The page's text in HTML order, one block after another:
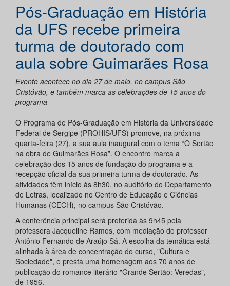
Pós-Graduação em História
da UFS recebe primeira
turma de doutorado com
aula sobre Guimarães Rosa
Evento acontece no dia 27 de maio, no campus São
Cristóvão, e também marca as celebrações de 15 anos do
programa
O Programa de Pós-Graduação em História da Universidade
Federal de Sergipe (PROHIS/UFS) promove, na próxima
quarta-feira (27), a sua aula inaugural com o tema “O Sertão
na obra de Guimarães Rosa”. O encontro marca a
celebração dos 15 anos de fundação do programa e a
recepção oficial da sua primeira turma de doutorado. As
atividades têm início às 8h30, no auditório do Departamento
de Letras, localizado no Centro de Educação e Ciências
Humanas (CECH), no campus São Cristóvão.
A conferência principal será proferida às 9h45 pela
professora Jacqueline Ramos, com mediação do professor
Antônio Fernando de Araújo Sá. A escolha da temática está
alinhada à área de concentração do curso, "Cultura e
Sociedade", e presta uma homenagem aos 70 anos de
publicação do romance literário "Grande Sertão: Veredas",
de 1956.